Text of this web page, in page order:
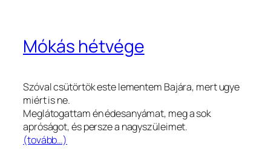
Mókás hétvége
Szóval csütörtök este lementem Bajára, mert ugye
miért is ne.
Meglátogattam én édesanyámat, meg a sok
apróságot, és persze a nagyszüleimet.
(tovább…)